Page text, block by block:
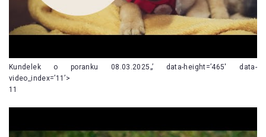
Kundelek o poranku 08.03.2025„’ data-height=’465′ data-
video_index=’11’>
11